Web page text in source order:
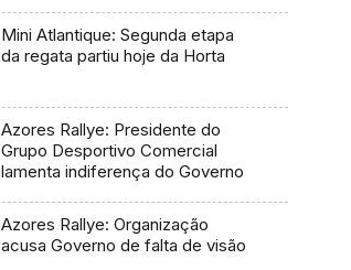
Mini Atlantique: Segunda etapa
da regata partiu hoje da Horta
Azores Rallye: Presidente do
Grupo Desportivo Comercial
lamenta indiferença do Governo
Azores Rallye: Organização
acusa Governo de falta de visão